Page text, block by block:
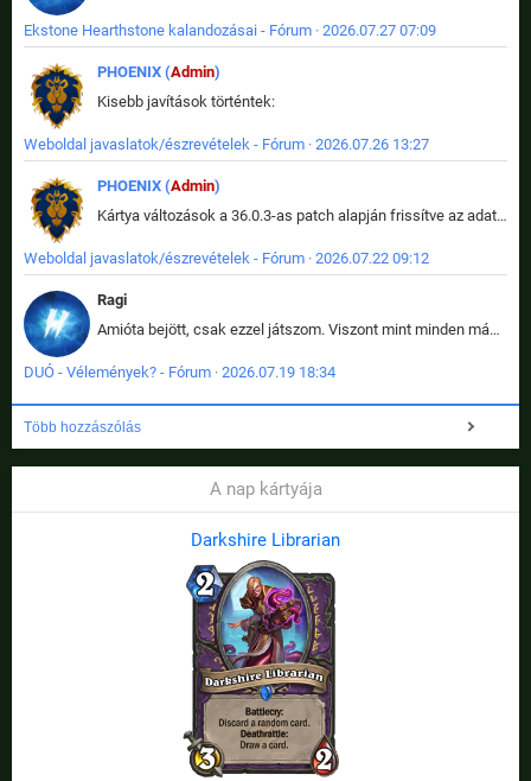
Ekstone Hearthstone kalandozásai - Fórum · 2026.07.27 07:09
PHOENIX (Admin)
Kisebb javítások történtek:
Weboldal javaslatok/észrevételek - Fórum · 2026.07.26 13:27
PHOENIX (Admin)
Kártya változások a 36.0.3-as patch alapján frissítve az adatbázisban (képek is cserélve).
Weboldal javaslatok/észrevételek - Fórum · 2026.07.22 09:12
Ragi
Amióta bejött, csak ezzel játszom. Viszont mint minden más - akár az alapjáték is, ez is baromira összetett lett. Néha már pár kör után is esélytelen az egész. Vagy irreállisan túltápol valaki, vagy lelép a partner, vagy csak hülye mint a segg. És amikor eljönne az én időm, na akkor jön el mindenki másé is. Engem jobban érdekelne, hogy ki milyen ratingen szokott játszani. Na ez lenne egy érdekes adat.
DUÓ - Vélemények? - Fórum · 2026.07.19 18:34
Több hozzászólás
A nap kártyája
Darkshire Librarian